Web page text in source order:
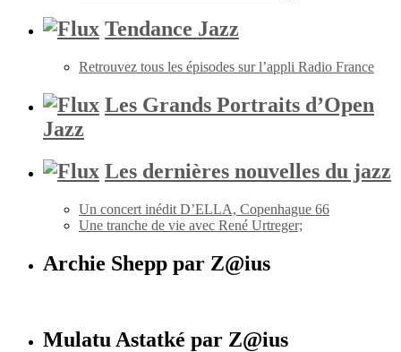
Tendance Jazz
Retrouvez tous les épisodes sur l’appli Radio France
Les Grands Portraits d’Open
Jazz
Les dernières nouvelles du jazz
Un concert inédit D’ELLA, Copenhague 66
Une tranche de vie avec René Urtreger;
Archie Shepp par Z@ius
Mulatu Astatké par Z@ius